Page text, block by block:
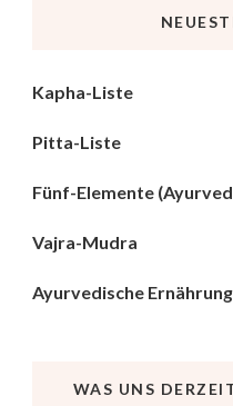
Kapha-Liste
Pitta-Liste
Fünf-Elemente
Vajra-Mudra
Ayurvedische
WAS UNS